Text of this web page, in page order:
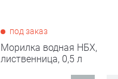
под заказ
Морилка водная НБХ,
лиственница, 0,5 л